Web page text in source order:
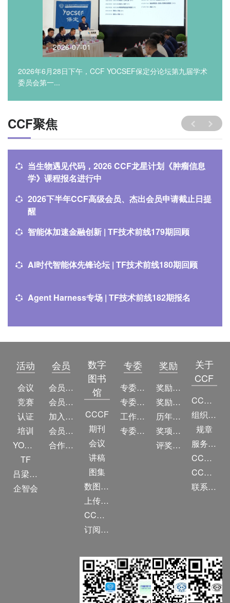
2026-07-01
2026年6月28日下午，CCF YOCSEF保定分论坛第九届学术
委员会第一...
CCF聚焦
当生物遇见代码，2026 CCF龙星计划《肿瘤信息
学》课程报名进行中
2026下半年CCF高级会员、杰出会员申请截止日提
醒
智能体加速金融创新 | TF技术前线179期回顾
AI时代智能体先锋论坛 | TF技术前线180期回顾
Agent Harness专场 | TF技术前线182期报名
活动
会议
竞赛
认证
培训
YOCSEF
TF
吕梁振兴
企智会
会员
会员简介
会员权益
加入CCF
会员交费
合作伙伴
数字
图书
馆
CCCF
期刊
会议
讲稿
图集
数图编审委员会
上传/发布作品
CCF DL Focus
订阅《计算》
专委
专委简介
专委条例
工作问答
专委名单
奖励
奖励动态
奖励目录
历年获奖名单
奖项推荐
评奖条例
关于
CCF
CCF简介
组织机构
规章
服务项目
CCF大事记
CCF创建60周年
联系我们